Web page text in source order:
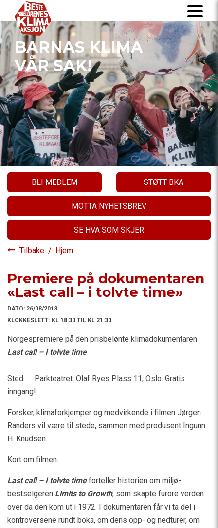
BARNAS KLIMA
VÅR SAK!
BLI MEDLEM STØTT BKA
MOTTA NYHETSBREV
SE HVA SOM SKJER
Tilbake / Hjem
Premiere på dokumentaren
«Last call – i tolvte time»
DATO: 26/08/2013
KLOKKESLETT: KL 18:30 TIL KL 21:30
Norgespremiere på den prisbelønte klimadokumentaren
Last call – I tolvte time
Sted: Parkteatret, Olaf Ryes Plass 11, Oslo. Gratis
inngang!
Forsker, klimaforkjemper og medvirkende i filmen Jørgen
Randers vil være til stede, sammen med produsent Ingunn
H. Knudsen.
Kort om filmen:
Last call – I tolvte time forteller historien om miljø-
bestselgeren Limits to Growth, som skapte furore verden
over da den kom ut i 1972. I dokumentaren får vi ta del i
kontroversene rundt boka, om dens opp- og nedturer, om